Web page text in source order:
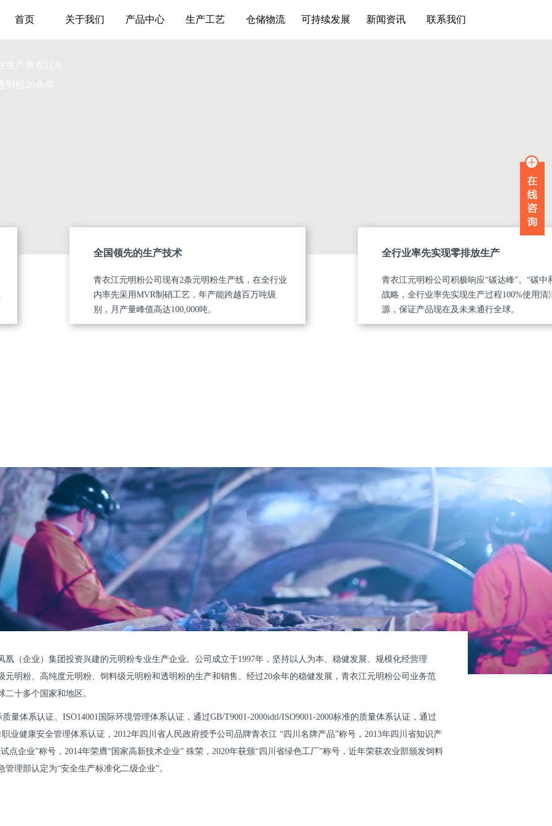
首页 关于我们 产品中心 生产工艺 仓储物流 可持续发展 新闻资讯 联系我们
|硫酸钠
全国领先的生产技术
青衣江元明粉公司现有2条元明粉生产线，在全行业
内率先采用MVR制硝工艺，年产能跨越百万吨级
别，月产量峰值高达100,000吨。
全行业率先实现零排放生产
青衣江元明粉公司积极响应“碳达峰”、“碳中
战略，全行业率先实现生产过程100%使用清
源，保证产品现在及未来通行全球。
凰（企业）集团投资兴建的元明粉专业生产企业。公司成立于1997年，坚持以人为本、稳健发展、规模化经营理
元明粉、高纯度元明粉、饲料级元明粉和透明粉的生产和销售。经过20余年的稳健发展，青衣江元明粉公司业务范
二十多个国家和地区。
量体系认证、ISO14001国际环境管理体系认证，通过GB/T9001-2000idtl/ISO9001-2000标准的质量体系认证，通过
职业健康安全管理体系认证，2012年四川省人民政府授予公司品牌青衣江 “四川名牌产品”称号，2013年四川省知识产
点企业”称号，2014年荣膺“国家高新技术企业” 殊荣，2020年获颁“四川省绿色工厂”称号，近年荣获农业部颁发饲料
理部认定为“安全生产标准化二级企业”。